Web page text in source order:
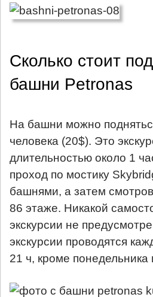
Сколько стоит
башни Petronas
На башни можно
человека (20$). Это
длительностью около 1
проход по мостику
башнями, а затем
86 этаже. Никакой
экскурсии не
экскурсии проводятся
21 ч, кроме понедельника